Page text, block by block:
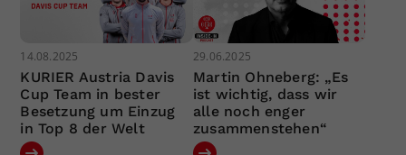
14.08.2025
KURIER Austria Davis
Cup Team in bester
Besetzung um Einzug
in Top 8 der Welt
29.06.2025
Martin Ohneberg: „Es
ist wichtig, dass wir
alle noch enger
zusammenstehen“